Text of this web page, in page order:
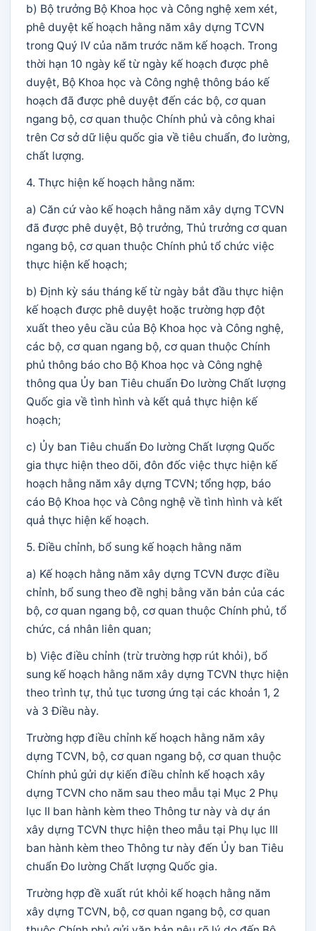
b) Bộ trưởng Bộ Khoa học và Công nghệ xem xét,
phê duyệt kế hoạch hằng năm xây dựng TCVN
trong Quý IV của năm trước năm kế hoạch. Trong
thời hạn 10 ngày kể từ ngày kế hoạch được phê
duyệt, Bộ Khoa học và Công nghệ thông báo kế
hoạch đã được phê duyệt đến các bộ, cơ quan
ngang bộ, cơ quan thuộc Chính phủ và công khai
trên Cơ sở dữ liệu quốc gia về tiêu chuẩn, đo lường,
chất lượng.
4. Thực hiện kế hoạch hằng năm:
a) Căn cứ vào kế hoạch hằng năm xây dựng TCVN
đã được phê duyệt, Bộ trưởng, Thủ trưởng cơ quan
ngang bộ, cơ quan thuộc Chính phủ tổ chức việc
thực hiện kế hoạch;
b) Định kỳ sáu tháng kế từ ngày bắt đầu thực hiện
kế hoạch được phê duyệt hoặc trường hợp đột
xuất theo yêu cầu của Bộ Khoa học và Công nghệ,
các bộ, cơ quan ngang bộ, cơ quan thuộc Chính
phủ thông báo cho Bộ Khoa học và Công nghệ
thông qua Ủy ban Tiêu chuẩn Đo lường Chất lượng
Quốc gia về tình hình và kết quả thực hiện kế
hoạch;
c) Ủy ban Tiêu chuẩn Đo lường Chất lượng Quốc
gia thực hiện theo dõi, đôn đốc việc thực hiện kế
hoạch hằng năm xây dựng TCVN; tổng hợp, báo
cáo Bộ Khoa học và Công nghệ về tình hình và kết
quả thực hiện kế hoạch.
5. Điều chỉnh, bổ sung kế hoạch hằng năm
a) Kế hoạch hằng năm xây dựng TCVN được điều
chỉnh, bổ sung theo đề nghị bằng văn bản của các
bộ, cơ quan ngang bộ, cơ quan thuộc Chính phủ, tổ
chức, cá nhân liên quan;
b) Việc điều chỉnh (trừ trường hợp rút khỏi), bổ
sung kế hoạch hằng năm xây dựng TCVN thực hiện
theo trình tự, thủ tục tương ứng tại các khoản 1, 2
và 3 Điều này.
Trường hợp điều chỉnh kế hoạch hằng năm xây
dựng TCVN, bộ, cơ quan ngang bộ, cơ quan thuộc
Chính phủ gửi dự kiến điều chỉnh kế hoạch xây
dựng TCVN cho năm sau theo mẫu tại Mục 2 Phụ
lục II ban hành kèm theo Thông tư này và dự án
xây dựng TCVN thực hiện theo mẫu tại Phụ lục III
ban hành kèm theo Thông tư này đến Ủy ban Tiêu
chuẩn Đo lường Chất lượng Quốc gia.
Trường hợp đề xuất rút khỏi kế hoạch hằng năm
xây dựng TCVN, bộ, cơ quan ngang bộ, cơ quan